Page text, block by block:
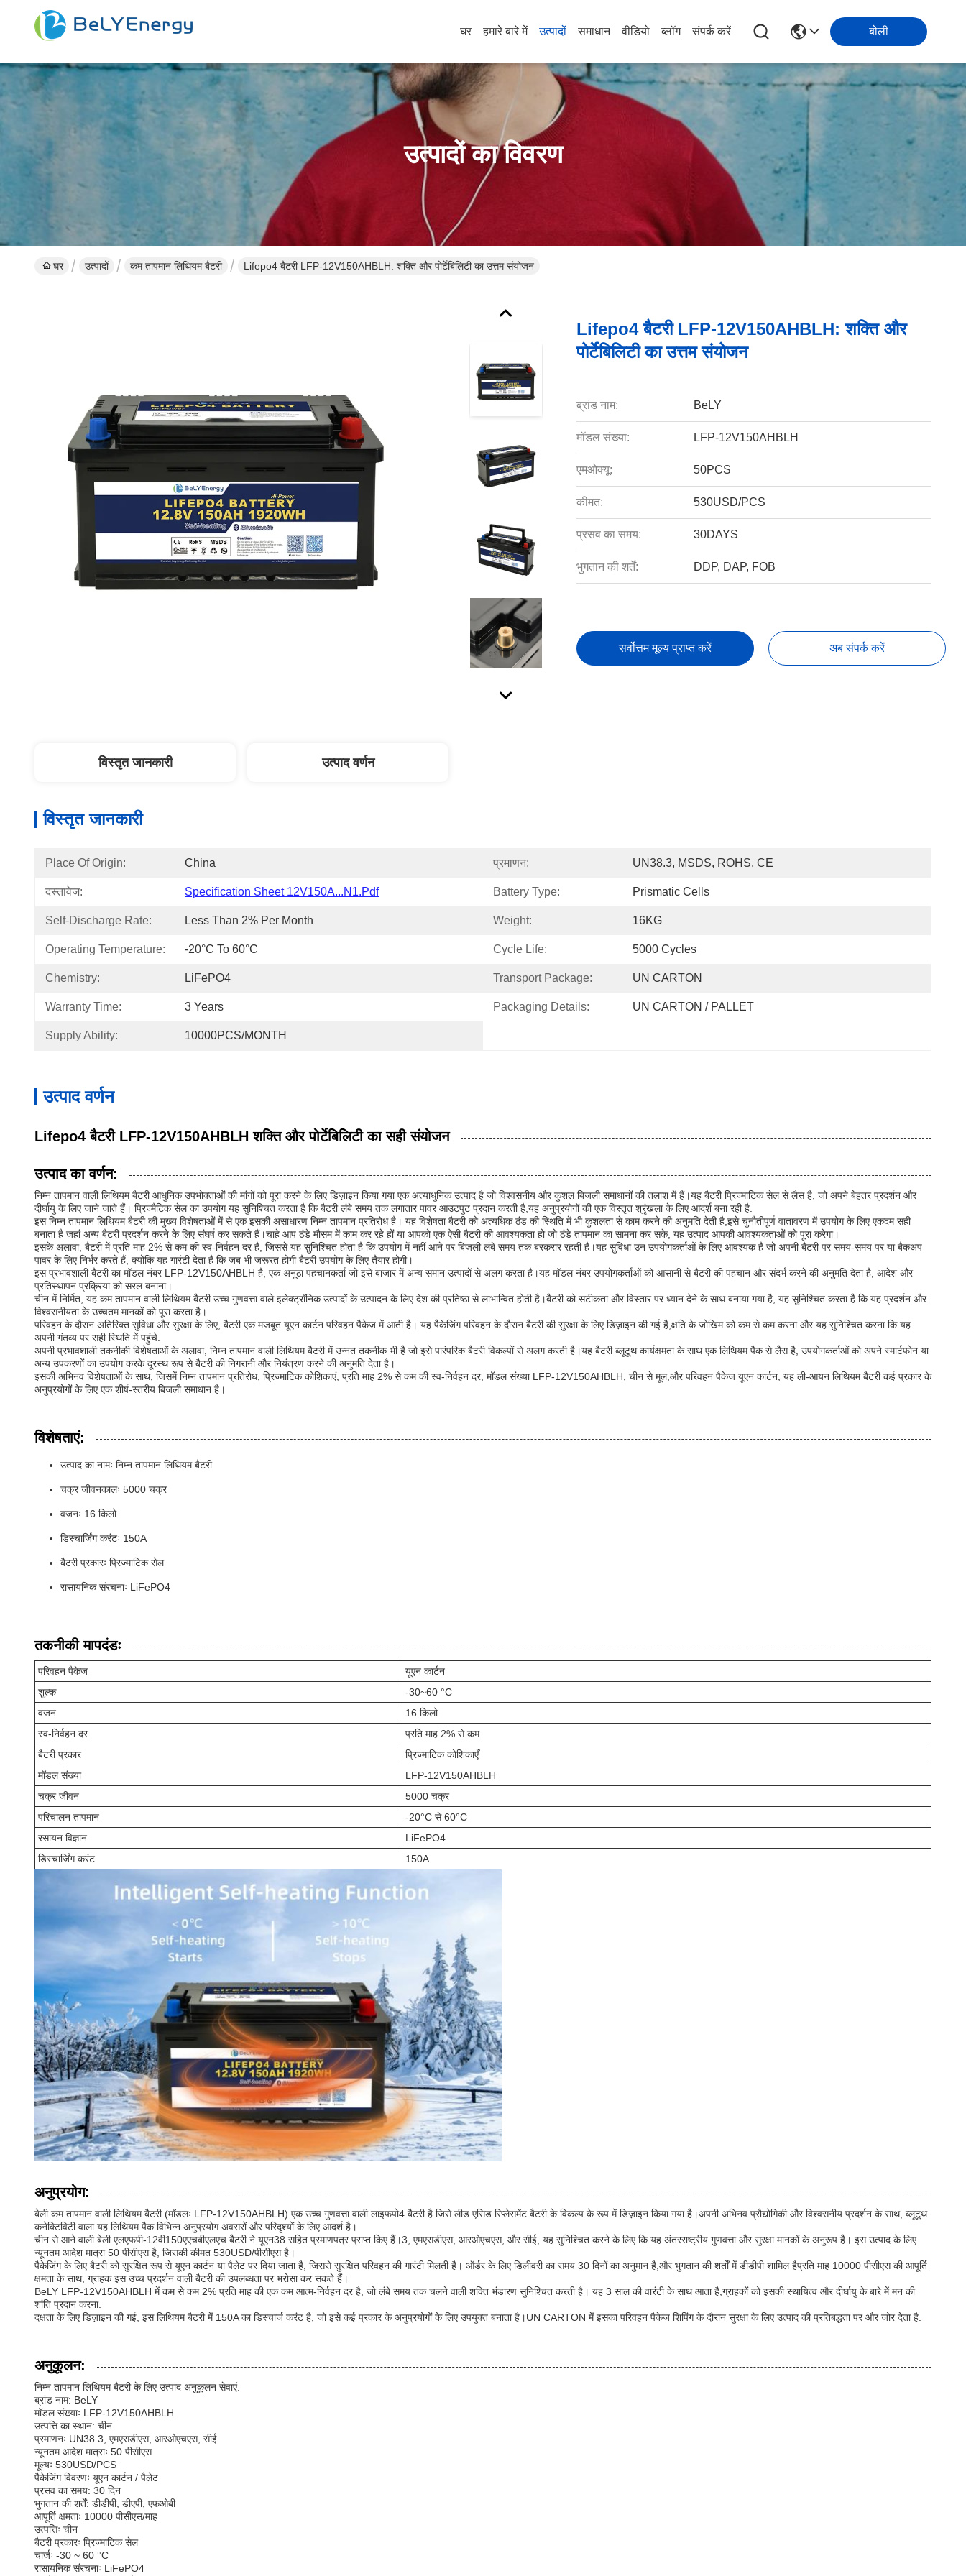
घर हमारे बारे में उत्पादों समाधान वीडियो ब्लॉग संपर्क करें बोली
उत्पादों का विवरण
घर उत्पादों कम तापमान लिथियम बैटरी Lifepo4 बैटरी LFP-12V150AHBLH: शक्ति और पोर्टेबिलिटी का उत्तम संयोजन
Lifepo4 बैटरी LFP-12V150AHBLH: शक्ति और
पोर्टेबिलिटी का उत्तम संयोजन
ब्रांड नाम: BeLY
मॉडल संख्या: LFP-12V150AHBLH
एमओक्यू: 50PCS
कीमत: 530USD/PCS
प्रसव का समय: 30DAYS
भुगतान की शर्तें: DDP, DAP, FOB
सर्वोत्तम मूल्य प्राप्त करें अब संपर्क करें
विस्तृत जानकारी उत्पाद वर्णन
विस्तृत जानकारी
Place Of Origin: China प्रमाणन: UN38.3, MSDS, ROHS, CE
दस्तावेज: Specification Sheet 12V150A...N1.pdf Battery Type: Prismatic Cells
Self-Discharge Rate: Less Than 2% Per Month Weight: 16KG
Operating Temperature: -20°C To 60°C Cycle Life: 5000 Cycles
Chemistry: LiFePO4 Transport Package: UN CARTON
Warranty Time: 3 Years Packaging Details: UN CARTON / PALLET
Supply Ability: 10000PCS/MONTH
उत्पाद वर्णन
Lifepo4 बैटरी LFP-12V150AHBLH शक्ति और पोर्टेबिलिटी का सही संयोजन
उत्पाद का वर्णन:
निम्न तापमान वाली लिथियम बैटरी आधुनिक उपभोक्ताओं की मांगों को पूरा करने के लिए डिज़ाइन किया गया एक अत्याधुनिक उत्पाद है जो विश्वसनीय और कुशल बिजली समाधानों की तलाश में हैं।यह बैटरी प्रिज्माटिक सेल से लैस है, जो अपने बेहतर प्रदर्शन और
दीर्घायु के लिए जाने जाते हैं। प्रिज्मैटिक सेल का उपयोग यह सुनिश्चित करता है कि बैटरी लंबे समय तक लगातार पावर आउटपुट प्रदान करती है,यह अनुप्रयोगों की एक विस्तृत श्रृंखला के लिए आदर्श बना रही है.
इस निम्न तापमान लिथियम बैटरी की मुख्य विशेषताओं में से एक इसकी असाधारण निम्न तापमान प्रतिरोध है। यह विशेषता बैटरी को अत्यधिक ठंड की स्थिति में भी कुशलता से काम करने की अनुमति देती है,इसे चुनौतीपूर्ण वातावरण में उपयोग के लिए एकदम सही
बनाता है जहां अन्य बैटरी प्रदर्शन करने के लिए संघर्ष कर सकते हैं।चाहे आप ठंडे मौसम में काम कर रहे हों या आपको एक ऐसी बैटरी की आवश्यकता हो जो ठंडे तापमान का सामना कर सके, यह उत्पाद आपकी आवश्यकताओं को पूरा करेगा।
इसके अलावा, बैटरी में प्रति माह 2% से कम की स्व-निर्वहन दर है, जिससे यह सुनिश्चित होता है कि उपयोग में नहीं आने पर बिजली लंबे समय तक बरकरार रहती है।यह सुविधा उन उपयोगकर्ताओं के लिए आवश्यक है जो अपनी बैटरी पर समय-समय पर या बैकअप
पावर के लिए निर्भर करते हैं, क्योंकि यह गारंटी देता है कि जब भी जरूरत होगी बैटरी उपयोग के लिए तैयार होगी।
इस प्रभावशाली बैटरी का मॉडल नंबर LFP-12V150AHBLH है, एक अनूठा पहचानकर्ता जो इसे बाजार में अन्य समान उत्पादों से अलग करता है।यह मॉडल नंबर उपयोगकर्ताओं को आसानी से बैटरी की पहचान और संदर्भ करने की अनुमति देता है, आदेश और
प्रतिस्थापन प्रक्रिया को सरल बनाना।
चीन में निर्मित, यह कम तापमान वाली लिथियम बैटरी उच्च गुणवत्ता वाले इलेक्ट्रॉनिक उत्पादों के उत्पादन के लिए देश की प्रतिष्ठा से लाभान्वित होती है।बैटरी को सटीकता और विस्तार पर ध्यान देने के साथ बनाया गया है, यह सुनिश्चित करता है कि यह प्रदर्शन और
विश्वसनीयता के उच्चतम मानकों को पूरा करता है।
परिवहन के दौरान अतिरिक्त सुविधा और सुरक्षा के लिए, बैटरी एक मजबूत यूएन कार्टन परिवहन पैकेज में आती है। यह पैकेजिंग परिवहन के दौरान बैटरी की सुरक्षा के लिए डिज़ाइन की गई है,क्षति के जोखिम को कम से कम करना और यह सुनिश्चित करना कि यह
अपनी गंतव्य पर सही स्थिति में पहुंचे.
अपनी प्रभावशाली तकनीकी विशेषताओं के अलावा, निम्न तापमान वाली लिथियम बैटरी में उन्नत तकनीक भी है जो इसे पारंपरिक बैटरी विकल्पों से अलग करती है।यह बैटरी ब्लूटूथ कार्यक्षमता के साथ एक लिथियम पैक से लैस है, उपयोगकर्ताओं को अपने स्मार्टफोन या
अन्य उपकरणों का उपयोग करके दूरस्थ रूप से बैटरी की निगरानी और नियंत्रण करने की अनुमति देता है।
इसकी अभिनव विशेषताओं के साथ, जिसमें निम्न तापमान प्रतिरोध, प्रिज्माटिक कोशिकाएं, प्रति माह 2% से कम की स्व-निर्वहन दर, मॉडल संख्या LFP-12V150AHBLH, चीन से मूल,और परिवहन पैकेज यूएन कार्टन, यह ली-आयन लिथियम बैटरी कई प्रकार के
अनुप्रयोगों के लिए एक शीर्ष-स्तरीय बिजली समाधान है।
विशेषताएं:
उत्पाद का नामः निम्न तापमान लिथियम बैटरी
चक्र जीवनकालः 5000 चक्र
वजनः 16 किलो
डिस्चार्जिंग करंटः 150A
बैटरी प्रकारः प्रिज्माटिक सेल
रासायनिक संरचनाः LiFePO4
तकनीकी मापदंडः
परिवहन पैकेज
यूएन कार्टन
शुल्क
-30~60 °C
वजन
16 किलो
स्व-निर्वहन दर
प्रति माह 2% से कम
बैटरी प्रकार
प्रिज्माटिक कोशिकाएँ
मॉडल संख्या
LFP-12V150AHBLH
चक्र जीवन
5000 चक्र
परिचालन तापमान
-20°C से 60°C
रसायन विज्ञान
LiFePO4
डिस्चार्जिंग करंट
150A
अनुप्रयोग:
बेली कम तापमान वाली लिथियम बैटरी (मॉडलः LFP-12V150AHBLH) एक उच्च गुणवत्ता वाली लाइफपो4 बैटरी है जिसे लीड एसिड रिप्लेसमेंट बैटरी के विकल्प के रूप में डिज़ाइन किया गया है।अपनी अभिनव प्रौद्योगिकी और विश्वसनीय प्रदर्शन के साथ, ब्लूटूथ
कनेक्टिविटी वाला यह लिथियम पैक विभिन्न अनुप्रयोग अवसरों और परिदृश्यों के लिए आदर्श है।
चीन से आने वाली बेली एलएफपी-12वी150एएचबीएलएच बैटरी ने यूएन38 सहित प्रमाणपत्र प्राप्त किए हैं।3, एमएसडीएस, आरओएचएस, और सीई, यह सुनिश्चित करने के लिए कि यह अंतरराष्ट्रीय गुणवत्ता और सुरक्षा मानकों के अनुरूप है। इस उत्पाद के लिए
न्यूनतम आदेश मात्रा 50 पीसीएस है, जिसकी कीमत 530USD/पीसीएस है।
पैकेजिंग के लिए बैटरी को सुरक्षित रूप से यूएन कार्टन या पैलेट पर दिया जाता है, जिससे सुरक्षित परिवहन की गारंटी मिलती है। ऑर्डर के लिए डिलीवरी का समय 30 दिनों का अनुमान है,और भुगतान की शर्तों में डीडीपी शामिल हैप्रति माह 10000 पीसीएस की आपूर्ति
क्षमता के साथ, ग्राहक इस उच्च प्रदर्शन वाली बैटरी की उपलब्धता पर भरोसा कर सकते हैं।
BeLY LFP-12V150AHBLH में कम से कम 2% प्रति माह की एक कम आत्म-निर्वहन दर है, जो लंबे समय तक चलने वाली शक्ति भंडारण सुनिश्चित करती है। यह 3 साल की वारंटी के साथ आता है,ग्राहकों को इसकी स्थायित्व और दीर्घायु के बारे में मन की
शांति प्रदान करना.
दक्षता के लिए डिज़ाइन की गई, इस लिथियम बैटरी में 150A का डिस्चार्ज करंट है, जो इसे कई प्रकार के अनुप्रयोगों के लिए उपयुक्त बनाता है।UN CARTON में इसका परिवहन पैकेज शिपिंग के दौरान सुरक्षा के लिए उत्पाद की प्रतिबद्धता पर और जोर देता है.
अनुकूलन:
निम्न तापमान लिथियम बैटरी के लिए उत्पाद अनुकूलन सेवाएं:
ब्रांड नाम: BeLY
मॉडल संख्याः LFP-12V150AHBLH
उत्पत्ति का स्थान: चीन
प्रमाणनः UN38.3, एमएसडीएस, आरओएचएस, सीई
न्यूनतम आदेश मात्राः 50 पीसीएस
मूल्यः 530USD/PCS
पैकेजिंग विवरणः यूएन कार्टन / पैलेट
प्रसव का समय: 30 दिन
भुगतान की शर्तें: डीडीपी, डीएपी, एफओबी
आपूर्ति क्षमताः 10000 पीसीएस/माह
उत्पत्तिः चीन
बैटरी प्रकारः प्रिज्माटिक सेल
चार्जः -30 ~ 60 °C
रासायनिक संरचनाः LiFePO4